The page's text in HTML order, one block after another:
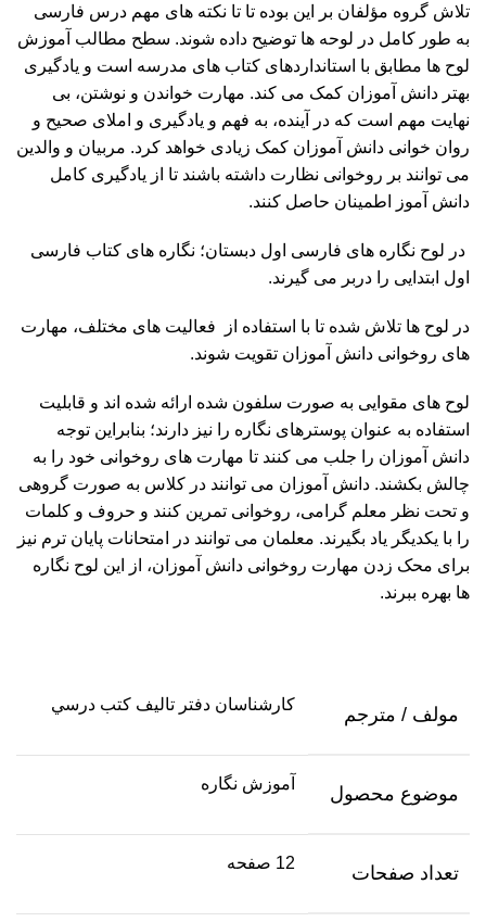
تلاش گروه مؤلفان بر این بوده تا تا نکته های مهم درس فارسی
به طور کامل در لوحه ها توضیح داده شوند. سطح مطالب آموزش
لوح ها مطابق با استانداردهای کتاب های مدرسه است و یادگیری
بهتر دانش آموزان کمک می کند. مهارت خواندن و نوشتن، بی
نهایت مهم است که در آینده، به فهم و یادگیری و املای صحیح و
روان خوانی دانش آموزان کمک زیادی خواهد کرد. مربیان و والدین
می توانند بر روخوانی نظارت داشته باشند تا از یادگیری کامل
دانش آموز اطمینان حاصل کنند.
در لوح نگاره های فارسی اول دبستان؛ نگاره های کتاب فارسی
اول ابتدایی را دربر می گیرند.
در لوح ها تلاش شده تا با استفاده از فعالیت های مختلف، مهارت
های روخوانی دانش آموزان تقویت شوند.
لوح های مقوایی به صورت سلفون شده ارائه شده اند و قابلیت
استفاده به عنوان پوسترهای نگاره را نیز دارند؛ بنابراین توجه
دانش آموزان را جلب می کنند تا مهارت های روخوانی خود را به
چالش بکشند. دانش آموزان می توانند در کلاس به صورت گروهی
و تحت نظر معلم گرامی، روخوانی تمرین کنند و حروف و کلمات
را با یکدیگر یاد بگیرند. معلمان می توانند در امتحانات پایان ترم نیز
برای محک زدن مهارت روخوانی دانش آموزان، از این لوح نگاره
ها بهره ببرند.
مولف / مترجم كارشناسان دفتر تاليف كتب درسي
موضوع محصول آموزش نگاره
تعداد صفحات 12 صفحه